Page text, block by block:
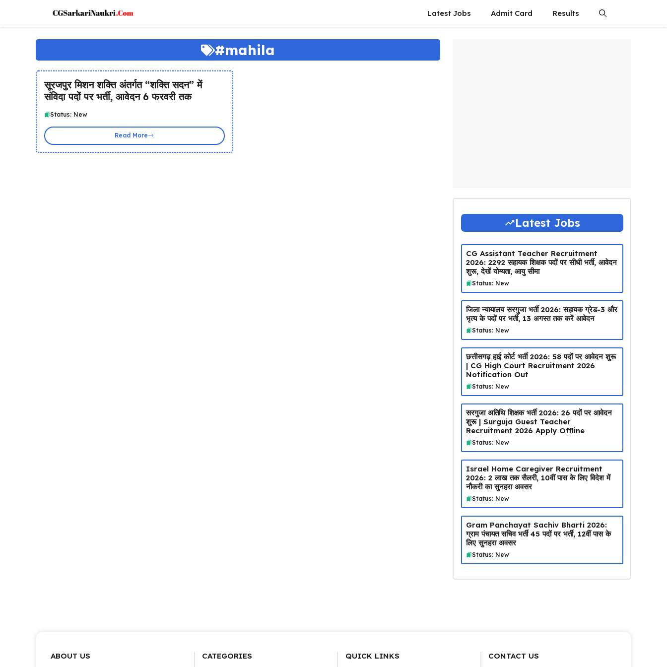
content
Latest Jobs Admit Card Results
#mahila
सूरजपुर मिशन शक्ति अंतर्गत “शक्ति सदन” में
संविदा पदों पर भर्ती, आवेदन 6 फरवरी तक
Status: New
Read More
Latest Jobs
CG Assistant Teacher Recruitment
2026: 2292 सहायक शिक्षक पदों पर सीधी भर्ती, आवेदन
शुरू, देखें योग्यता, आयु सीमा
Status: New
जिला न्यायालय सरगुजा भर्ती 2026: सहायक ग्रेड-3 और
भृत्य के पदों पर भर्ती, 13 अगस्त तक करें आवेदन
Status: New
छत्तीसगढ़ हाई कोर्ट भर्ती 2026: 58 पदों पर आवेदन शुरू
| CG High Court Recruitment 2026
Notification Out
Status: New
सरगुजा अतिथि शिक्षक भर्ती 2026: 26 पदों पर आवेदन
शुरू | Surguja Guest Teacher
Recruitment 2026 Apply Offline
Status: New
Israel Home Caregiver Recruitment
2026: ₹2 लाख तक सैलरी, 10वीं पास के लिए विदेश में
नौकरी का सुनहरा अवसर
Status: New
Gram Panchayat Sachiv Bharti 2026:
ग्राम पंचायत सचिव भर्ती 45 पदों पर भर्ती, 12वीं पास के
लिए सुनहरा अवसर
Status: New
ABOUT US CATEGORIES QUICK LINKS CONTACT US